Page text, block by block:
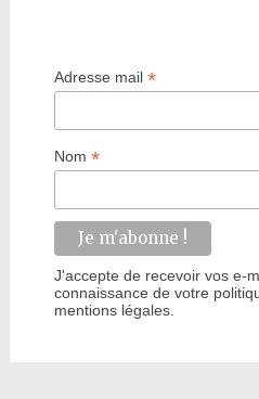
Adresse mail*
Nom*
J'accepte de recevoir vos e-
connaissance de votre
mentions légales.